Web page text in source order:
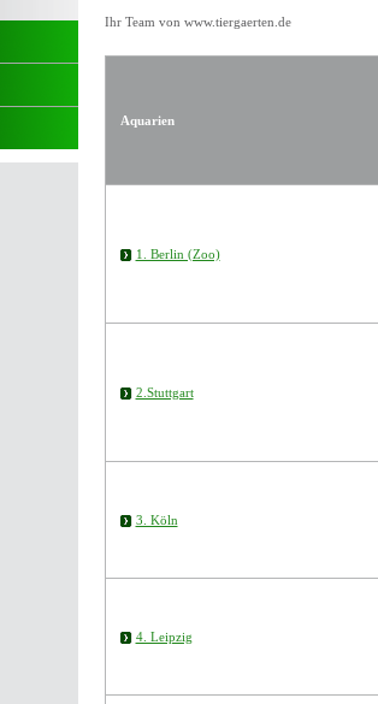
Ihr Team von www.tiergaerten.de
Aquarien
1. Berlin (Zoo)
2.Stuttgart
3. Köln
4. Leipzig